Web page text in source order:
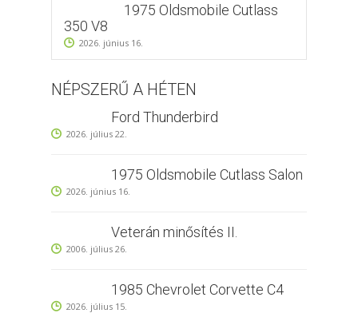
1975 Oldsmobile Cutlass
350 V8
2026. június 16.
NÉPSZERŰ A HÉTEN
Ford Thunderbird
2026. július 22.
1975 Oldsmobile Cutlass Salon
2026. június 16.
Veterán minősítés II.
2006. július 26.
1985 Chevrolet Corvette C4
2026. július 15.